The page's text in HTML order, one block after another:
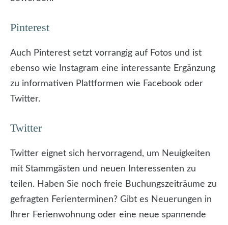
Pinterest
Auch Pinterest setzt vorrangig auf Fotos und ist
ebenso wie Instagram eine interessante Ergänzung
zu informativen Plattformen wie Facebook oder
Twitter.
Twitter
Twitter eignet sich hervorragend, um Neuigkeiten
mit Stammgästen und neuen Interessenten zu
teilen. Haben Sie noch freie Buchungszeiträume zu
gefragten Ferienterminen? Gibt es Neuerungen in
Ihrer Ferienwohnung oder eine neue spannende